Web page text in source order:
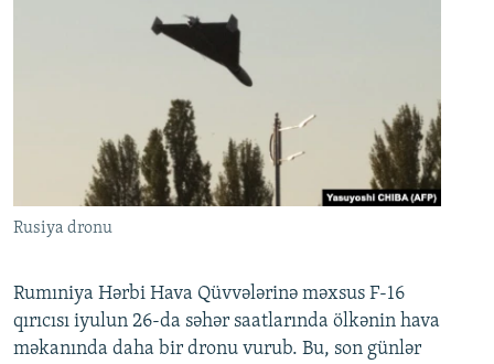
Rusiya dronu
Rumıniya Hərbi Hava Qüvvələrinə məxsus F-16
qırıcısı iyulun 26-da səhər saatlarında ölkənin hava
məkanında daha bir dronu vurub. Bu, son günlər